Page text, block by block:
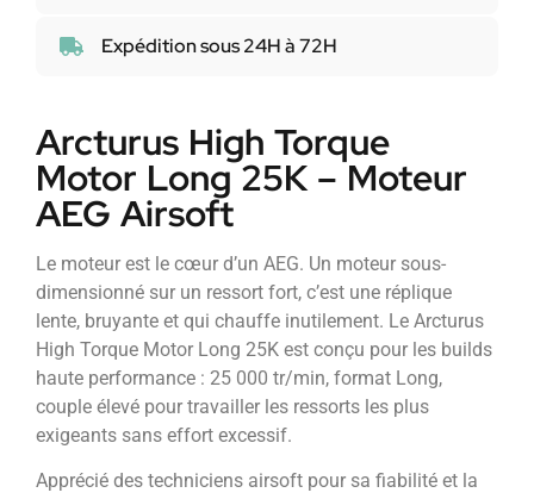
Expédition sous 24H à 72H
Arcturus High Torque
Motor Long 25K – Moteur
AEG Airsoft
Le moteur est le cœur d’un AEG. Un moteur sous-
dimensionné sur un ressort fort, c’est une réplique
lente, bruyante et qui chauffe inutilement. Le Arcturus
High Torque Motor Long 25K est conçu pour les builds
haute performance : 25 000 tr/min, format Long,
couple élevé pour travailler les ressorts les plus
exigeants sans effort excessif.
Apprécié des techniciens airsoft pour sa fiabilité et la